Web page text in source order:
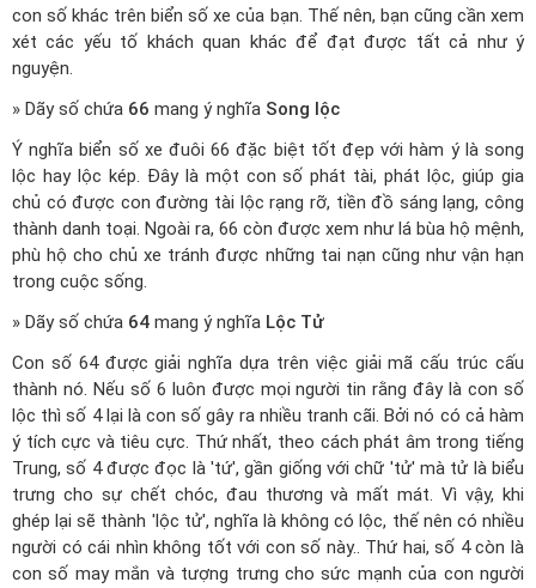
con số khác trên biển số xe của bạn. Thế nên, bạn cũng cần xem
xét các yếu tố khách quan khác để đạt được tất cả như ý
nguyện.
» Dãy số chứa 66 mang ý nghĩa Song lộc
Ý nghĩa biển số xe đuôi 66 đặc biệt tốt đẹp với hàm ý là song
lộc hay lộc kép. Đây là một con số phát tài, phát lộc, giúp gia
chủ có được con đường tài lộc rạng rỡ, tiền đồ sáng lạng, công
thành danh toại. Ngoài ra, 66 còn được xem như lá bùa hộ mệnh,
phù hộ cho chủ xe tránh được những tai nạn cũng như vận hạn
trong cuộc sống.
» Dãy số chứa 64 mang ý nghĩa Lộc Tử
Con số 64 được giải nghĩa dựa trên việc giải mã cấu trúc cấu
thành nó. Nếu số 6 luôn được mọi người tin rằng đây là con số
lộc thì số 4 lại là con số gây ra nhiều tranh cãi. Bởi nó có cả hàm
ý tích cực và tiêu cực. Thứ nhất, theo cách phát âm trong tiếng
Trung, số 4 được đọc là 'tứ', gần giống với chữ 'tử' mà tử là biểu
trưng cho sự chết chóc, đau thương và mất mát. Vì vậy, khi
ghép lại sẽ thành 'lộc tử', nghĩa là không có lộc, thế nên có nhiều
người có cái nhìn không tốt với con số này.. Thứ hai, số 4 còn là
con số may mắn và tượng trưng cho sức mạnh của con người